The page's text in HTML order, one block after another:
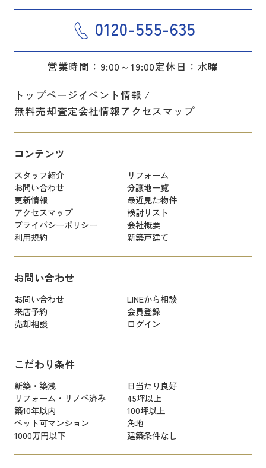
0120-555-635
営業時間：9:00～19:00定休日：水曜
トップページイベント情報
無料売却査定会社情報アクセスマップ
コンテンツ
スタッフ紹介
リフォーム
お問い合わせ
分譲地一覧
更新情報
最近見た物件
アクセスマップ
検討リスト
プライバシーポリシー
会社概要
利用規約
新築戸建て
お問い合わせ
お問い合わせ
LINEから相談
来店予約
会員登録
売却相談
ログイン
こだわり条件
新築・築浅
日当たり良好
リフォーム・リノベ済み
45坪以上
築10年以内
100坪以上
ペット可マンション
角地
1000万円以下
建築条件なし